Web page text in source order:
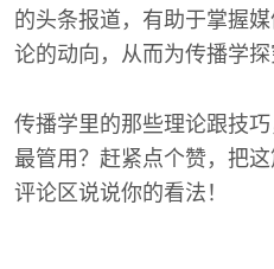
的头条报道，有助于掌握
论的动向，从而为传播学探
传播学里的那些理论跟技
最管用？赶紧点个赞，把
评论区说说你的看法！